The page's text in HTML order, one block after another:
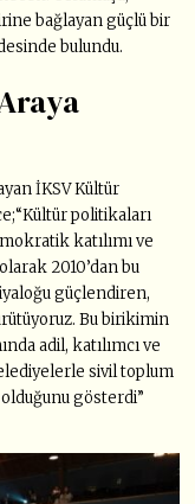
bağlayan güçlü bir
bulundu.
İKSV Kültür
politikaları
katılımı ve
2010’dan bu
güçlendiren,
Bu birikimin
adil, katılımcı ve
sivil toplum
gösterdi”